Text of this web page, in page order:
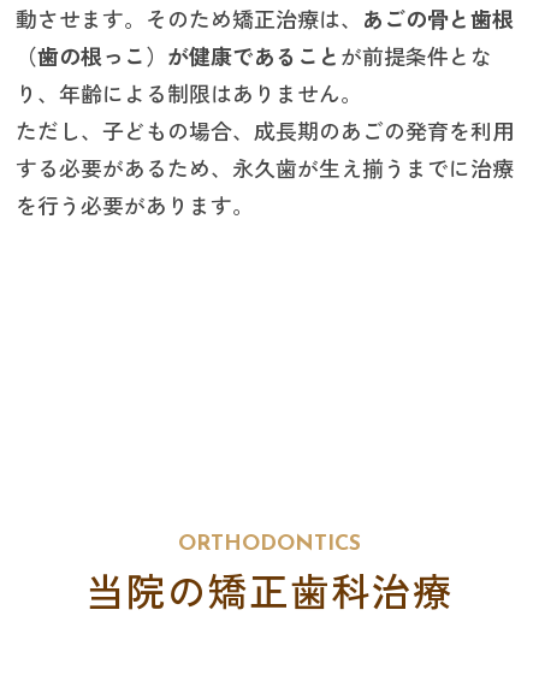
動させます。そのため矯正治療は、 あごの骨と歯根
（歯の根っこ）が健康であることが前提条件とな
り、年齢による制限はありません。
ただし、子どもの場合、成長期のあごの発育を利用
する必要があるため、永久歯が生え揃うまでに治療
を行う必要があります。
ORTHODONTICS
当院の矯正歯科治療